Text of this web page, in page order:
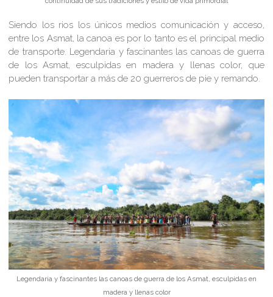
Siendo los rios los únicos medios comunicación y acceso,
entre los Asmat, la canoa es por lo tanto es el principal medio
de transporte. Legendaria y fascinantes las canoas de guerra
de los Asmat, esculpidas en madera y llenas color, que
pueden transportar a más de 20 guerreros de pie y remando.
Legendaria y fascinantes las canoas de guerra de los Asmat, esculpidas en
madera y llenas color